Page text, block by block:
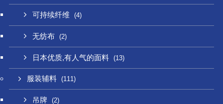
可持续纤维 (4)
无纺布 (2)
日本优质,有人气的面料 (13)
服装辅料 (111)
吊牌 (2)